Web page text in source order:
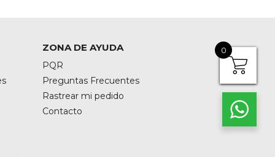
ZONA DE AYUDA
PQR
Preguntas Frecuentes
Rastrear mi pedido
Contacto
0